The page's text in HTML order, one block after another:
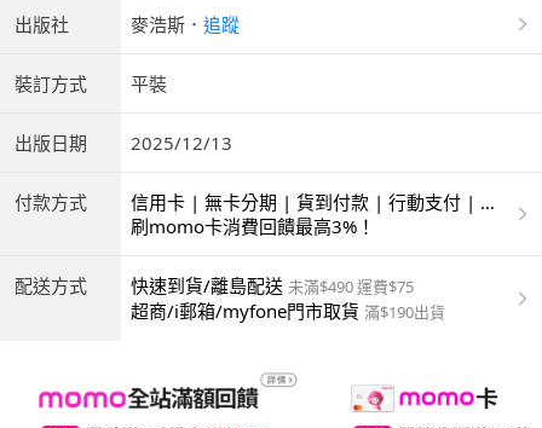
出版社 麥浩斯 ． 追蹤
裝訂方式 平裝
出版日期 2025/12/13
付款方式
信用卡 | 無卡分期 | 貨到付款 | 行動支付 | 超
商付款 | ATM | 銀聯卡
刷momo卡消費回饋最高3%！
配送方式 快速到貨/離島配送 未滿$490 運費$75
超商/i郵箱/myfone門市取貨 滿$190出貨